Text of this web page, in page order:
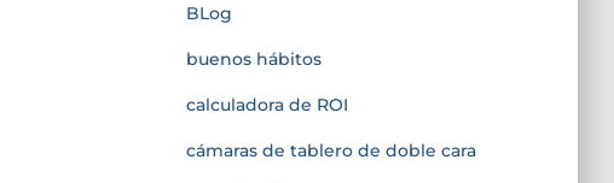
BLog
buenos hábitos
calculadora de ROI
cámaras de tablero de doble cara